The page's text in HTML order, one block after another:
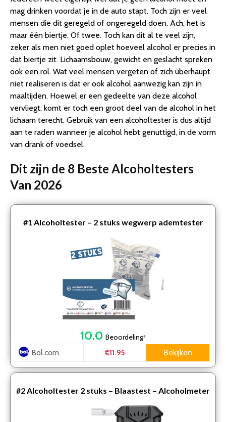
3. TIKKENS® Digitale Alcoholtester – Geschikt voor
Frankrijk, Nederland, Belgie, … – Alcoholtest – U…
4. CA10FS – Digitale alcoholtester – elektrochemische
sensor – snel en nauwkeurig
5. Carpoint – Carpoint Alcoholtester Met Nf-keur
6. Sleutelhanger – Alcohol tester – Blaastest
7. AlcoFind – Alcoholtester AF-33C – electrochemische
sensor – beste prijs/kwaliteit
8. Digitale Alcoholtester Professioneel met LCD Scherm
en Geluidsmelding – Ademanalyse test
Conclusie
mag drinken voordat je in de auto stapt. Toch zijn er veel
mensen die dit geregeld of ongeregeld doen. Ach, het is
maar één biertje. Of twee. Toch kan dit al te veel zijn,
zeker als men niet goed oplet hoeveel alcohol er precies in
dat biertje zit. Lichaamsbouw, gewicht en geslacht spreken
ook een rol. Wat veel mensen vergeten of zich überhaupt
niet realiseren is dat er ook alcohol aanwezig kan zijn in
maaltijden. Hoewel er een gedeelte van deze alcohol
vervliegt, komt er toch een groot deel van de alcohol in het
lichaam terecht. Gebruik van een alcoholtester is dus altijd
aan te raden wanneer je alcohol hebt genuttigd, in de vorm
van drank of voedsel.
Dit zijn de 8 Beste Alcoholtesters
Van 2026
#1 Alcoholtester – 2 stuks wegwerp ademtester
blaastest geschikt voor Frankrijk NF keurmerk
chroomvri…
10.0 Beoordeling*
Bol.com €11.95 Bekijken
#2 Alcoholtester 2 stuks – Blaastest – Alcoholmeter
– Alcoholtester Geschikt Voor Frankrijk – Digitaal …